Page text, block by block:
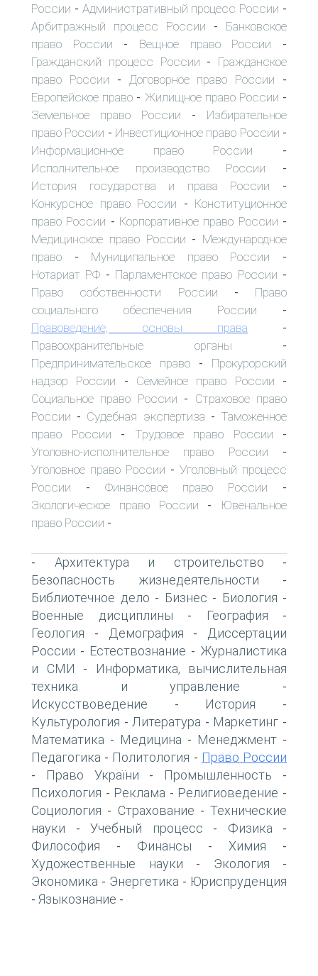
России - Административный процесс России -
Арбитражный процесс России - Банковское
право России - Вещное право России -
Гражданский процесс России - Гражданское
право России - Договорное право России -
Европейское право - Жилищное право России -
Земельное право России - Избирательное
право России - Инвестиционное право России -
Информационное право России -
Исполнительное производство России -
История государства и права России -
Конкурсное право России - Конституционное
право России - Корпоративное право России -
Медицинское право России - Международное
право - Муниципальное право России -
Нотариат РФ - Парламентское право России -
Право собственности России - Право
социального обеспечения России -
Правоведение, основы права -
Правоохранительные органы -
Предпринимательское право - Прокурорский
надзор России - Семейное право России -
Социальное право России - Страховое право
России - Судебная экспертиза - Таможенное
право России - Трудовое право России -
Уголовно-исполнительное право России -
Уголовное право России - Уголовный процесс
России - Финансовое право России -
Экологическое право России -
Ювенальное
право России -
- Архитектура и строительство -
Безопасность жизнедеятельности -
Библиотечное дело - Бизнес - Биология -
Военные дисциплины - География -
Геология - Демография -
Диссертации
России - Естествознание - Журналистика
и СМИ -
Информатика, вычислительная
техника и управление -
Искусствоведение - История -
Культурология - Литература - Маркетинг -
Математика - Медицина - Менеджмент -
Педагогика - Политология - Право России
- Право України - Промышленность -
Психология - Реклама - Религиоведение -
Социология - Страхование - Технические
науки - Учебный процесс - Физика -
Философия - Финансы - Химия -
Художественные науки - Экология -
Экономика - Энергетика - Юриспруденция
- Языкознание -